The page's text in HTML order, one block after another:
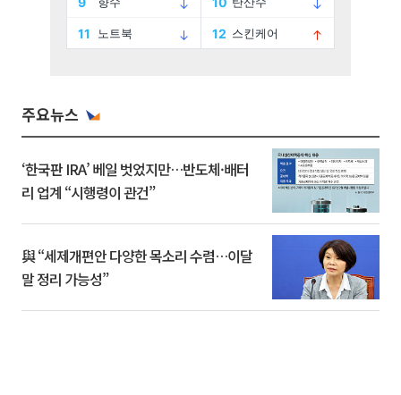
주요뉴스
‘한국판 IRA’ 베일 벗었지만…반도체·배터
리 업계 “시행령이 관건”
與 “세제개편안 다양한 목소리 수렴…이달
말 정리 가능성”